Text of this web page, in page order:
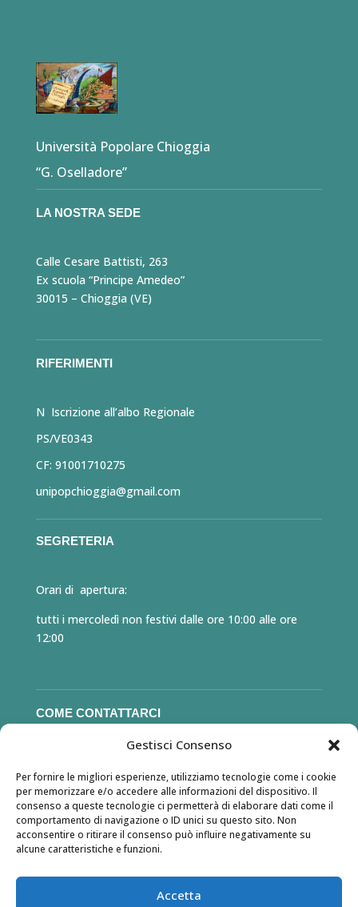
Gestisci Consenso
Per fornire le migliori esperienze, utilizziamo tecnologie come i cookie
per memorizzare e/o accedere alle informazioni del dispositivo. Il
consenso a queste tecnologie ci permetterà di elaborare dati come il
comportamento di navigazione o ID unici su questo sito. Non
acconsentire o ritirare il consenso può influire negativamente su
alcune caratteristiche e funzioni.
Accetta
Università Popolare Chioggia
“G. Oselladore”
LA NOSTRA SEDE
Calle Cesare Battisti, 263
Ex scuola “Principe Amedeo”
30015 – Chioggia (VE)
RIFERIMENTI
N Iscrizione all’albo Regionale
PS/VE0343
CF: 91001710275
unipopchioggia@gmail.com
SEGRETERIA
Orari di apertura:
tutti i mercoledì non festivi dalle ore 10:00 alle ore
12:00
COME CONTATTARCI
COME SOSTENERCI
Soprattutto diventando socio, ma anche devolvendo il
tuo 5×1000 alla nostra associazione.